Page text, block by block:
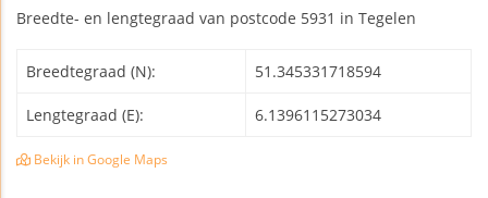
Breedte- en lengtegraad van postcode 5931 in Tegelen
Breedtegraad (N): 51.345331718594
Lengtegraad (E): 6.1396115273034
Bekijk in Google Maps